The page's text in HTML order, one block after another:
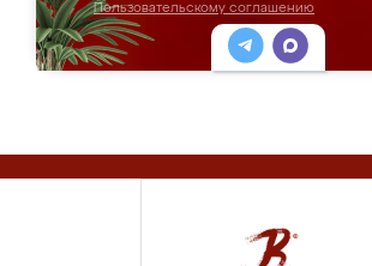
Пользовательскому соглашению